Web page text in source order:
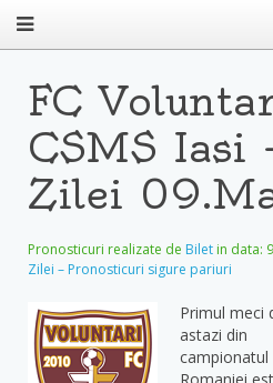
FC
CSMS Iasi
Zilei
Pronosticuri realizate de Bilet in data:
Zilei – Pronosticuri sigure pariuri
Primul meci
astazi din
campionatul